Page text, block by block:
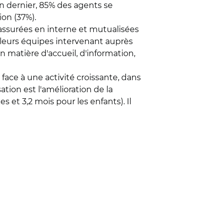
dernier, 85% des agents se
(37%).
en interne et mutualisées
équipes intervenant auprès
matière d'accueil, d'information,
à une activité croissante, dans
est l'amélioration de la
et 3,2 mois pour les enfants). Il